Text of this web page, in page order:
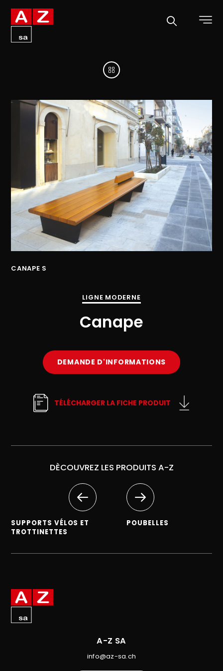
CANAPE S
LIGNE MODERNE
Canape
DEMANDE D'INFORMATIONS
TÉLÉCHARGER LA FICHE PRODUIT
DÈCOUVREZ LES PRODUITS A-Z
SUPPORTS VÉLOS ET
TROTTINETTES
POUBELLES
A-Z SA
info@az-sa.ch